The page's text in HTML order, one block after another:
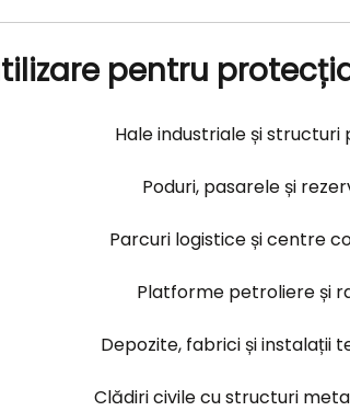
pentru
Hale industriale și
Poduri, pasarele și
Parcuri logistice și centre
Platforme petroliere și
Depozite, fabrici și instalații
Clădiri civile cu structuri